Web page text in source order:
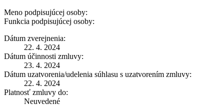
Meno podpisujúcej osoby:
Funkcia podpisujúcej osoby:
Dátum zverejnenia:
22. 4. 2024
Dátum účinnosti zmluvy:
23. 4. 2024
Dátum uzatvorenia/udelenia súhlasu s uzatvorením zmluvy:
22. 4. 2024
Platnosť zmluvy do:
Neuvedené